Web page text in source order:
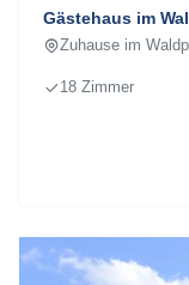
Gästehaus im
Zuhause im
18 Zimmer